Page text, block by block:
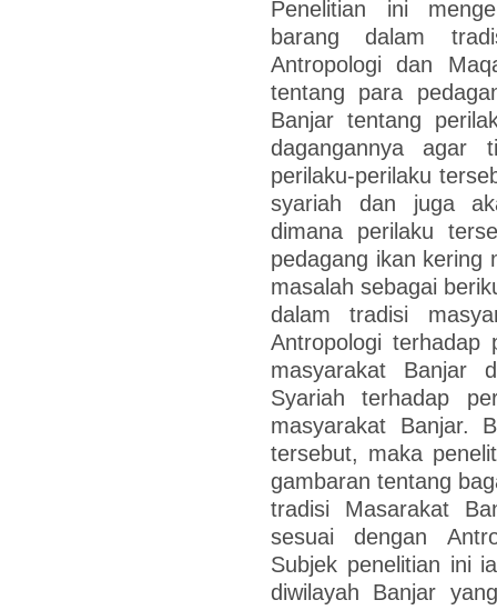
Penelitian ini
barang dalam
Antropologi dan
tentang para
Banjar tentang
dagangannya
perilaku-perilaku
syariah dan juga
dimana perilaku
pedagang ikan kering
masalah sebagai
dalam tradisi
Antropologi terhadap
masyarakat Banjar
Syariah terhadap
masyarakat Banjar.
tersebut, maka
gambaran tentang
tradisi Masarakat
sesuai dengan
Subjek penelitian ini
diwilayah Banjar